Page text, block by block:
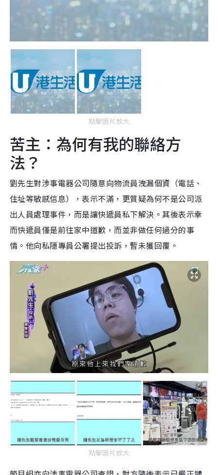
點擊圖片放大
苦主：為何有我的聯絡方
法？
劉先生對涉事電器公司隨意向物流員洩漏個資（電話、
住址等敏感信息），表示不滿，更質疑為何不是公司派
出人員處理事件，而是讓快遞員私下解決。其後表示幸
而快遞員僅是前往家中道歉，而並非做任何過分的事
情。他向私隱專員公署提出投訴，暫未獲回覆。
點擊圖片放大